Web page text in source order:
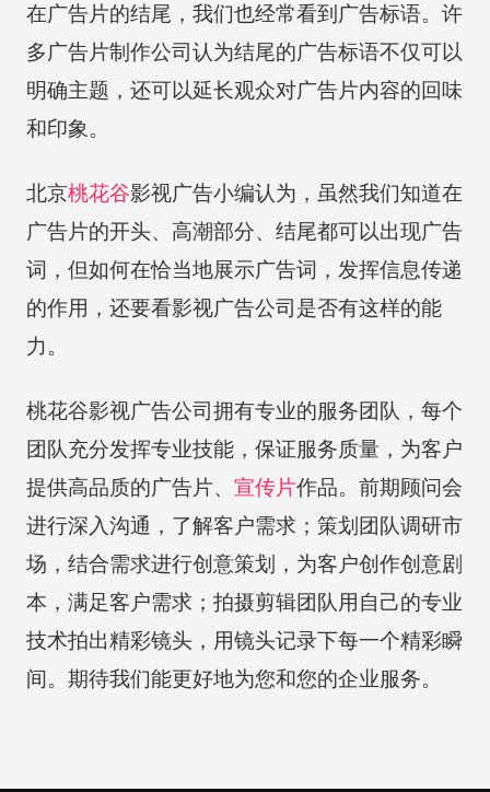
在广告片的结尾，我们也经常看到广告标语。许
多广告片制作公司认为结尾的广告标语不仅可以
明确主题，还可以延长观众对广告片内容的回味
和印象。
北京桃花谷影视广告小编认为，虽然我们知道在
广告片的开头、高潮部分、结尾都可以出现广告
词，但如何在恰当地展示广告词，发挥信息传递
的作用，还要看影视广告公司是否有这样的能
力。
桃花谷影视广告公司拥有专业的服务团队，每个
团队充分发挥专业技能，保证服务质量，为客户
提供高品质的广告片、 宣传片作品。前期顾问会
进行深入沟通，了解客户需求；策划团队调研市
场，结合需求进行创意策划，为客户创作创意剧
本，满足客户需求；拍摄剪辑团队用自己的专业
技术拍出精彩镜头，用镜头记录下每一个精彩瞬
间。期待我们能更好地为您和您的企业服务。